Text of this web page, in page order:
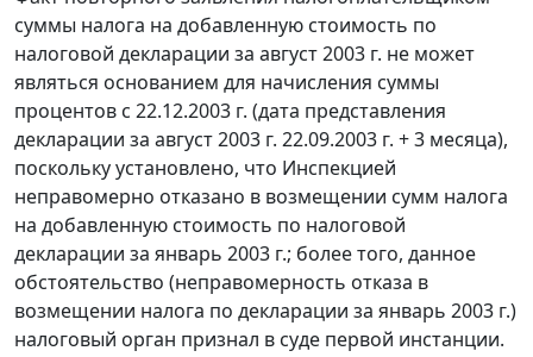
суммы налога на добавленную стоимость по
налоговой декларации за август 2003 г. не может
являться основанием для начисления суммы
процентов с 22.12.2003 г. (дата представления
декларации за август 2003 г. 22.09.2003 г. + 3 месяца),
поскольку установлено, что Инспекцией
неправомерно отказано в возмещении сумм налога
на добавленную стоимость по налоговой
декларации за январь 2003 г.; более того, данное
обстоятельство (неправомерность отказа в
возмещении налога по декларации за январь 2003 г.)
налоговый орган признал в суде первой инстанции.